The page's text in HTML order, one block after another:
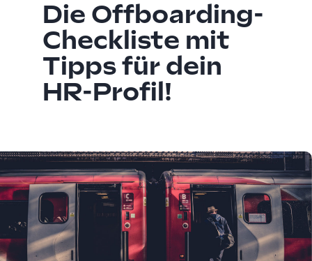
Die Offboarding-
Checkliste mit
Tipps für dein
HR-Profil!